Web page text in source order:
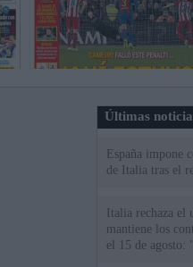
Últimas
España impone
de Italia tras el
Italia rechaza
mantiene los
el 15 de agosto: